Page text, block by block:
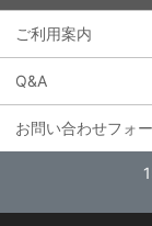
ご利用案内
Q&A
お問い合わせフォ